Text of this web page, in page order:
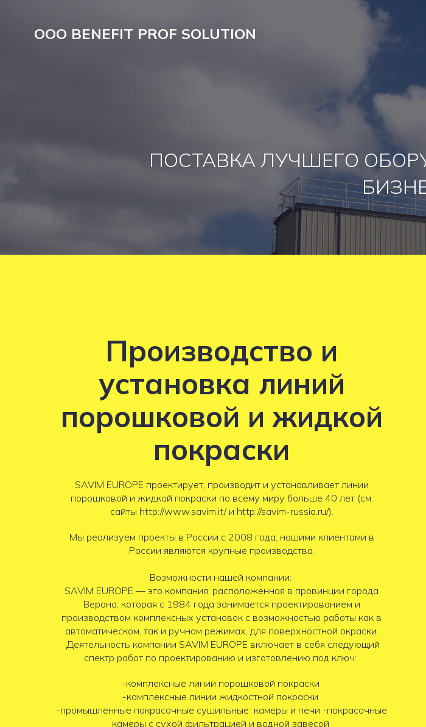
OOO BENEFIT PROF SOLUTION
ПОСТАВКА ЛУЧШЕГО
Производство и
установка линий
порошковой и жидкой
покраски
SAVIM EUROPE проектирует, производит и устанавливает линии
порошковой и жидкой покраски по всему миру больше 40 лет (см.
сайты http://www.savim.it/ и http://savim-russia.ru/).
Мы реализуем проекты в России с 2008 года, нашими клиентами в
России являются крупные производства.
Возможности нашей компании:
SAVIM EUROPE — это компания, расположенная в провинции города
Верона, которая с 1984 года занимается проектированием и
производством комплексных установок с возможностью работы как в
автоматическом, так и ручном режимах, для поверхностной окраски.
Деятельность компании SAVIM EUROPE включает в себя следующий
спектр работ по проектированию и изготовлению под ключ:
-комплексные линии порошковой покраски
-комплексные линии жидкостной покраски
-промышленные покрасочные сушильные камеры и печи -покрасочные
камеры с сухой фильтрацией и водной завесой